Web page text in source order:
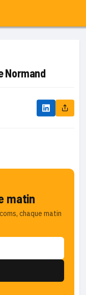
Normand
matin
chaque matin